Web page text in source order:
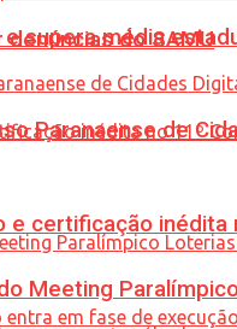
do SAMU
certificação
supera média
Paranaense de
Meeting